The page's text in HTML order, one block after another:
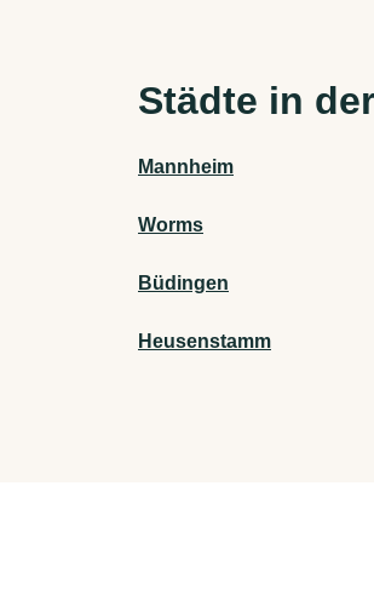
Städte in
Mannheim
Worms
Büdingen
Heusenstamm